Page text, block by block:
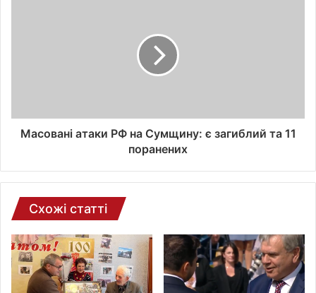
ш
и
Масовані атаки РФ на Сумщину: є загиблий та 11
поранених
Схожі статті